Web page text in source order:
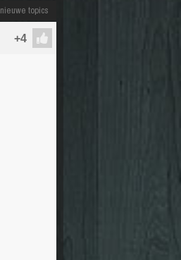
nieuwe topics